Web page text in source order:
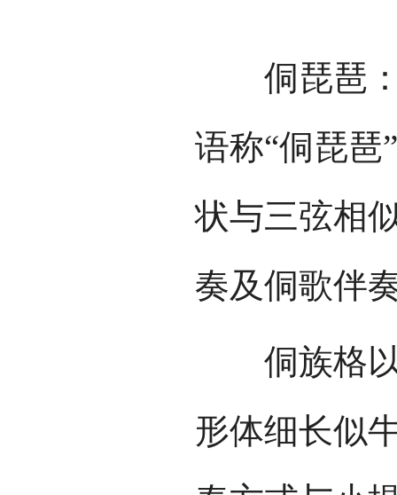
侗琵琶：
语称“侗琵琶
状与三弦相
奏及侗歌伴
侗族格以
形体细长似